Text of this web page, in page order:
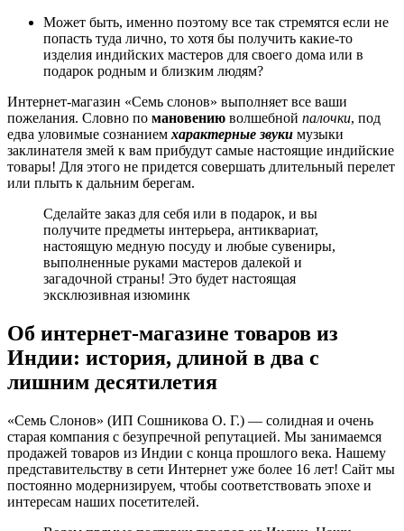
Может быть, именно поэтому все так стремятся если не
попасть туда лично, то хотя бы получить какие-то
изделия индийских мастеров для своего дома или в
подарок родным и близким людям?
Интернет-магазин «Семь слонов» выполняет все ваши
пожелания. Словно по мановению волшебной палочки, под
едва уловимые сознанием характерные звуки музыки
заклинателя змей к вам прибудут самые настоящие индийские
товары! Для этого не придется совершать длительный перелет
или плыть к дальним берегам.
Сделайте заказ для себя или в подарок, и вы
получите предметы интерьера, антиквариат,
настоящую медную посуду и любые сувениры,
выполненные руками мастеров далекой и
загадочной страны! Это будет настоящая
эксклюзивная изюминк
Об интернет-магазине товаров из
Индии: история, длиной в два с
лишним десятилетия
«Семь Слонов» (ИП Сошникова О. Г.) — солидная и очень
старая компания с безупречной репутацией. Мы занимаемся
продажей товаров из Индии с конца прошлого века. Нашему
представительству в сети Интернет уже более 16 лет! Сайт мы
постоянно модернизируем, чтобы соответствовать эпохе и
интересам наших посетителей.